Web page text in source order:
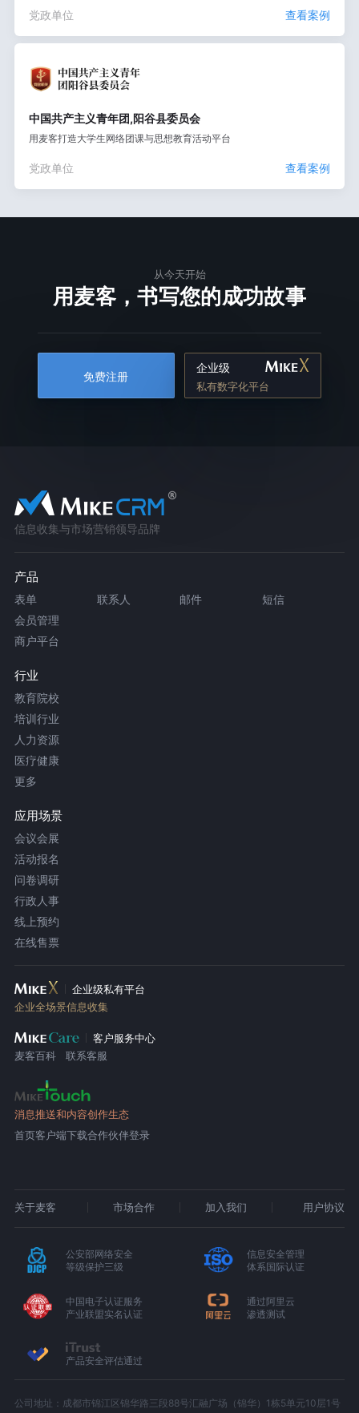
党政单位 查看案例
中国共产主义青年团,阳谷县委员会
用麦客打造大学生网络团课与思想教育活动平台
党政单位 查看案例
从今天开始
用麦客，书写您的成功故事
免费注册
企业级
私有数字化平台
信息收集与市场营销领导品牌
产品
表单 联系人 邮件
短信
会员管理
商户平台
行业
教育院校
培训行业
人力资源
医疗健康
更多
应用场景
会议会展
活动报名
问卷调研
行政人事
线上预约
在线售票
企业级私有平台
企业全场景信息收集
客户服务中心
麦客百科
联系客服
消息推送和内容创作生态
首页客户端下载合作伙伴登录
关于麦客 市场合作 加入我们 用户协议
公安部网络安全
等级保护三级
信息安全管理
体系国际认证
中国电子认证服务
产业联盟实名认证
通过阿里云
渗透测试
产品安全评估通过
公司地址：成都市锦江区锦华路三段88号汇融广场（锦华）1栋5单元10层1号